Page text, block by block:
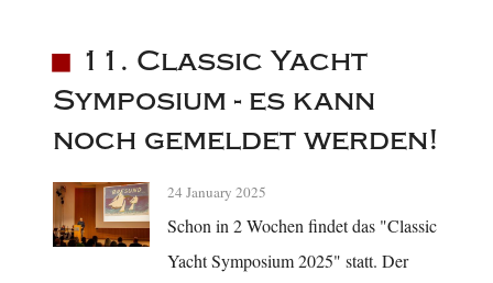
11. Classic Yacht
Symposium - es kann
noch gemeldet werden!
24 January 2025
Schon in 2 Wochen findet das "Classic
Yacht Symposium 2025" statt. Der